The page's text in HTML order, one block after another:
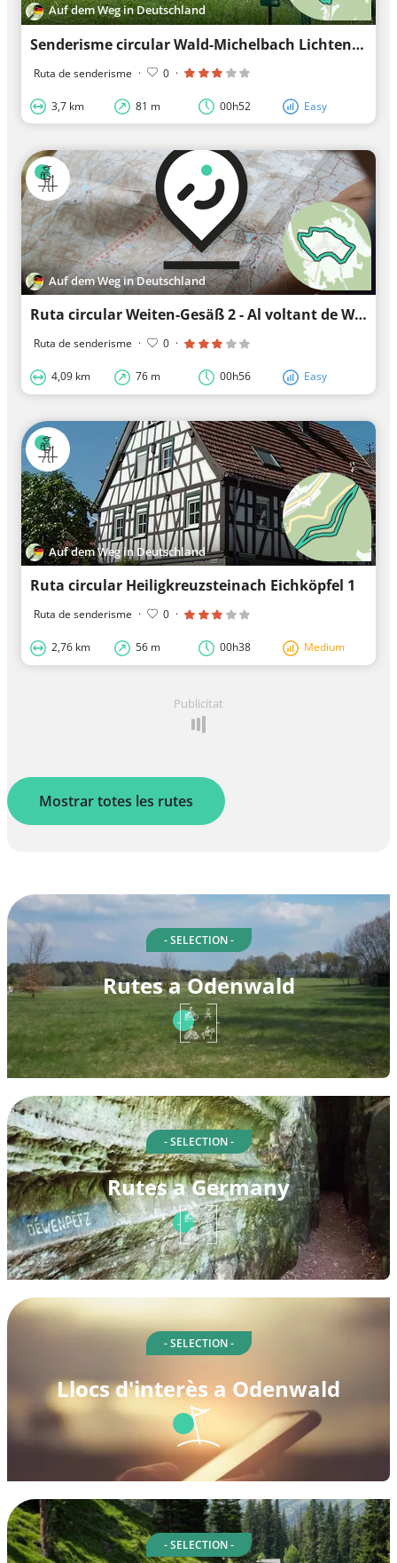
Auf dem Weg in Deutschland
Senderisme circular Wald-Michelbach Lichtenklingen 2: Sender del Eiterbachtal
Ruta de senderisme · 0 ·
3,7 km 81 m 00h52 Easy
Auf dem Weg in Deutschland
Ruta circular Weiten-Gesäß 2 - Al voltant de Weiten-Gesäß
Ruta de senderisme · 0 ·
4,09 km 76 m 00h56 Easy
Auf dem Weg in Deutschland
Ruta circular Heiligkreuzsteinach Eichköpfel 1
Ruta de senderisme · 0 ·
2,76 km 56 m 00h38 Medium
Publicitat
Mostrar totes les rutes
- SELECTION -
Rutes a Odenwald
- SELECTION -
Rutes a Germany
- SELECTION -
Llocs d'interès a Odenwald
- SELECTION -